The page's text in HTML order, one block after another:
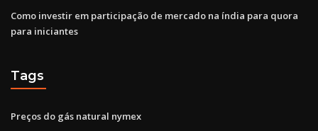
Como investir em participação de mercado na índia para quora
para iniciantes
Tags
Preços do gás natural nymex